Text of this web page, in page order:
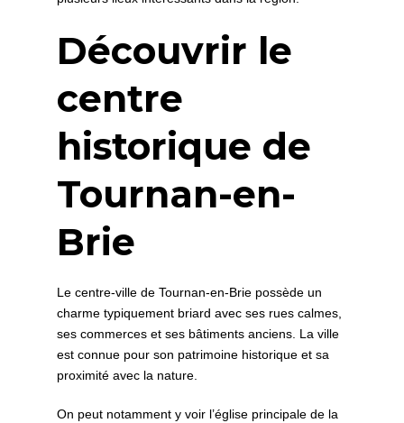
Découvrir le
centre
historique de
Tournan-en-
Brie
Le centre-ville de Tournan-en-Brie possède un
charme typiquement briard avec ses rues calmes,
ses commerces et ses bâtiments anciens. La ville
est connue pour son patrimoine historique et sa
proximité avec la nature.
On peut notamment y voir l’église principale de la